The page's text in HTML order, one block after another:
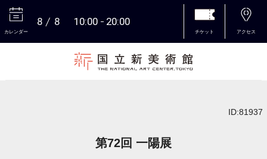
カレンダー
8 8 10:00 20:00
チケット アクセス
ID:81937
第72回 一陽展